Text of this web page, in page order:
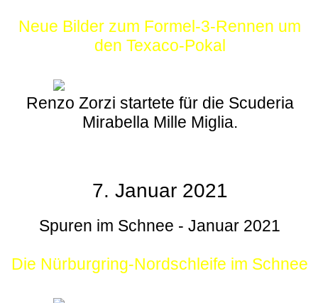
Neue Bilder zum Formel-3-Rennen um
den Texaco-Pokal
Renzo Zorzi startete für die Scuderia
Mirabella Mille Miglia.
7. Januar 2021
Spuren im Schnee - Januar 2021
Die Nürburgring-Nordschleife im Schnee